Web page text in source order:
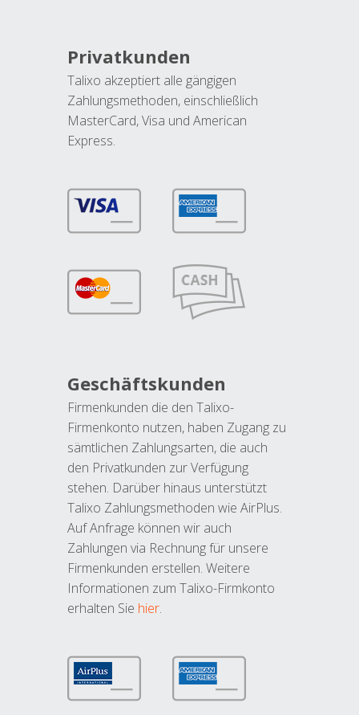
Privatkunden
Talixo akzeptiert alle gängigen
Zahlungsmethoden, einschließlich
MasterCard, Visa und American
Express.
Geschäftskunden
Firmenkunden die den Talixo-
Firmenkonto nutzen, haben Zugang zu
sämtlichen Zahlungsarten, die auch
den Privatkunden zur Verfügung
stehen. Darüber hinaus unterstützt
Talixo Zahlungsmethoden wie AirPlus.
Auf Anfrage können wir auch
Zahlungen via Rechnung für unsere
Firmenkunden erstellen. Weitere
Informationen zum Talixo-Firmkonto
erhalten Sie hier.